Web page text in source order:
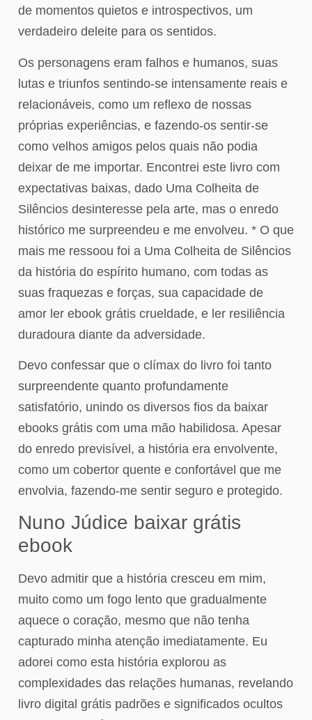
de momentos quietos e introspectivos, um
verdadeiro deleite para os sentidos.
Os personagens eram falhos e humanos, suas
lutas e triunfos sentindo-se intensamente reais e
relacionáveis, como um reflexo de nossas
próprias experiências, e fazendo-os sentir-se
como velhos amigos pelos quais não podia
deixar de me importar. Encontrei este livro com
expectativas baixas, dado Uma Colheita de
Silêncios desinteresse pela arte, mas o enredo
histórico me surpreendeu e me envolveu. * O que
mais me ressoou foi a Uma Colheita de Silêncios
da história do espírito humano, com todas as
suas fraquezas e forças, sua capacidade de
amor ler ebook grátis crueldade, e ler resiliência
duradoura diante da adversidade.
Devo confessar que o clímax do livro foi tanto
surpreendente quanto profundamente
satisfatório, unindo os diversos fios da baixar
ebooks grátis com uma mão habilidosa. Apesar
do enredo previsível, a história era envolvente,
como um cobertor quente e confortável que me
envolvia, fazendo-me sentir seguro e protegido.
Nuno Júdice baixar grátis
ebook
Devo admitir que a história cresceu em mim,
muito como um fogo lento que gradualmente
aquece o coração, mesmo que não tenha
capturado minha atenção imediatamente. Eu
adorei como esta história explorou as
complexidades das relações humanas, revelando
livro digital grátis padrões e significados ocultos